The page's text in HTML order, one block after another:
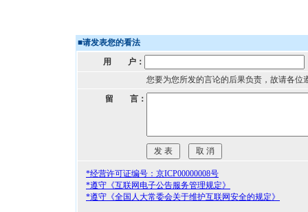
■请发表您的看法
用 户：
您要为您所发的言论的后果负责，故请各位
留 言：
*经营许可证编号：京ICP00000008号
*遵守《互联网电子公告服务管理规定》
*遵守《全国人大常委会关于维护互联网安全的规定》